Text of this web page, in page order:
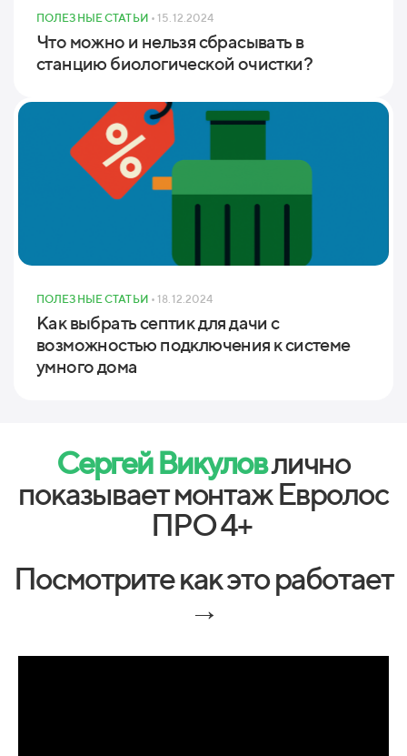
ПОЛЕЗНЫЕ СТАТЬИ • 15.12.2024
Что можно и нельзя сбрасывать в
станцию биологической очистки?
ПОЛЕЗНЫЕ СТАТЬИ • 18.12.2024
Как выбрать септик для дачи с
возможностью подключения к системе
умного дома
Сергей Викуловлично
показывает монтаж Евролос
ПРО 4+
Посмотрите как это работает
→